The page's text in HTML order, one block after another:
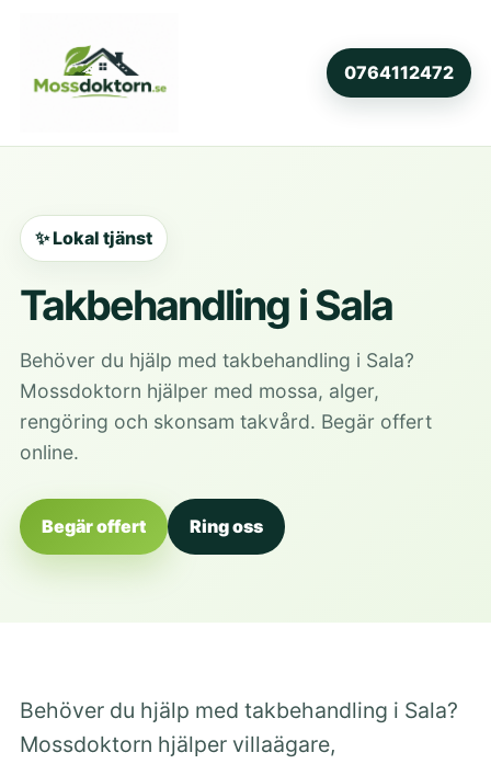
0764112472
✨ Lokal tjänst
Takbehandling i Sala
Behöver du hjälp med takbehandling i Sala?
Mossdoktorn hjälper med mossa, alger,
rengöring och skonsam takvård. Begär offert
online.
Begär offert Ring oss
Behöver du hjälp med takbehandling i Sala?
Mossdoktorn hjälper villaägare,